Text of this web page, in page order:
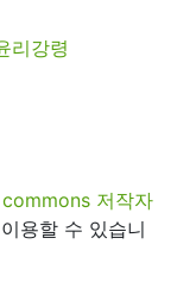
리강령
저작자
용할 수 있습니